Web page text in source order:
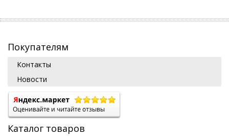
Покупателям
Контакты
Новости
Каталог товаров